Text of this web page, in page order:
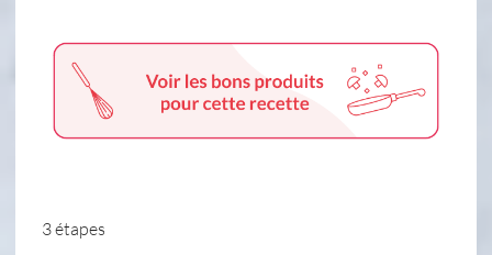
3 étapes